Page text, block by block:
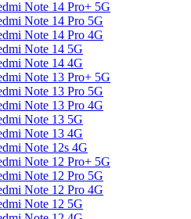
Note 14 Pro+ 5G
Note 14 Pro 5G
Note 14 Pro 4G
Note 14 5G
Note 14 4G
Note 13 Pro+ 5G
Note 13 Pro 5G
Note 13 Pro 4G
Note 13 5G
Note 13 4G
Note 12s 4G
Note 12 Pro+ 5G
Note 12 Pro 5G
Note 12 Pro 4G
Note 12 5G